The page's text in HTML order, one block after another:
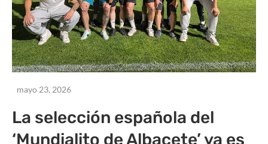
mayo 23, 2026
La selección española del
‘Mundialito de Albacete’ ya es